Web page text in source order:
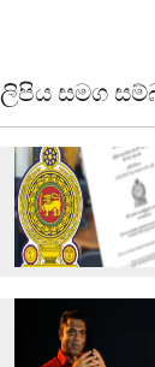
ලිපිය සමග